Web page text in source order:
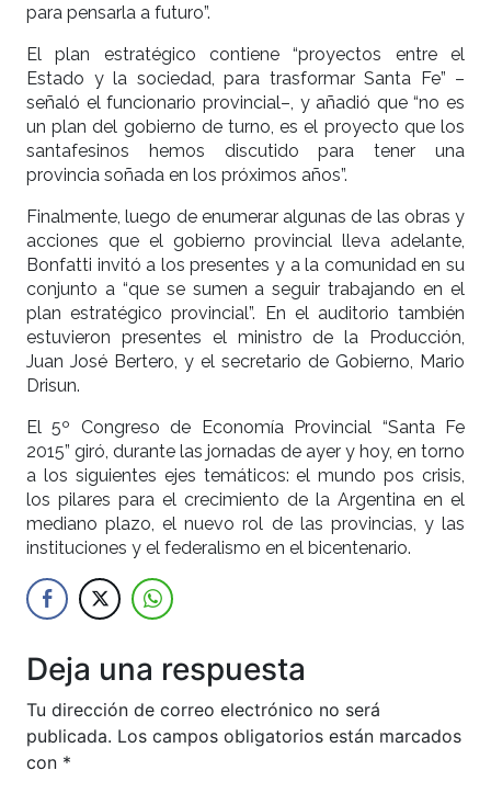
para pensarla a futuro”.
El plan estratégico contiene “proyectos entre el
Estado y la sociedad, para trasformar Santa Fe” –
señaló el funcionario provincial–, y añadió que “no es
un plan del gobierno de turno, es el proyecto que los
santafesinos hemos discutido para tener una
provincia soñada en los próximos años”.
Finalmente, luego de enumerar algunas de las obras y
acciones que el gobierno provincial lleva adelante,
Bonfatti invitó a los presentes y a la comunidad en su
conjunto a “que se sumen a seguir trabajando en el
plan estratégico provincial”. En el auditorio también
estuvieron presentes el ministro de la Producción,
Juan José Bertero, y el secretario de Gobierno, Mario
Drisun.
El 5º Congreso de Economía Provincial “Santa Fe
2015” giró, durante las jornadas de ayer y hoy, en torno
a los siguientes ejes temáticos: el mundo pos crisis,
los pilares para el crecimiento de la Argentina en el
mediano plazo, el nuevo rol de las provincias, y las
instituciones y el federalismo en el bicentenario.
Deja una respuesta
Tu dirección de correo electrónico no será
publicada. Los campos obligatorios están marcados
con *